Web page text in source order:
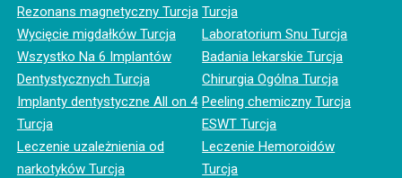
Rezonans magnetyczny Turcja
Wycięcie migdałków Turcja
Wszystko Na 6 Implantów
Dentystycznych Turcja
Implanty dentystyczne All on 4
Turcja
Leczenie uzależnienia od
narkotyków Turcja
Turcja
Laboratorium Snu Turcja
Badania lekarskie Turcja
Chirurgia Ogólna Turcja
Peeling chemiczny Turcja
ESWT Turcja
Leczenie Hemoroidów
Turcja